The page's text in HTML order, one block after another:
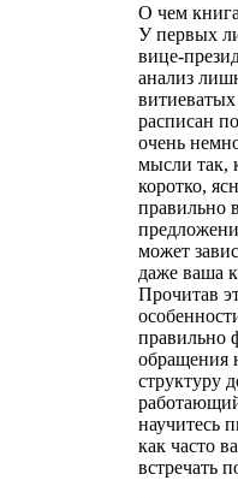
О чем книга
У первых
вице-
анализ
расписан
очень
мысли так,
коротко,
правильно
может
даже ваша
Прочитав
правильно
обращения
структуру
научитесь
как часто
встречать